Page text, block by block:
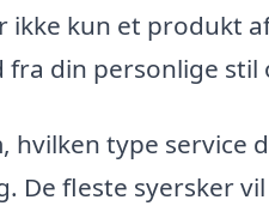
ikke kun et produkt
fra din personlige
hvilken type
De fleste syersker